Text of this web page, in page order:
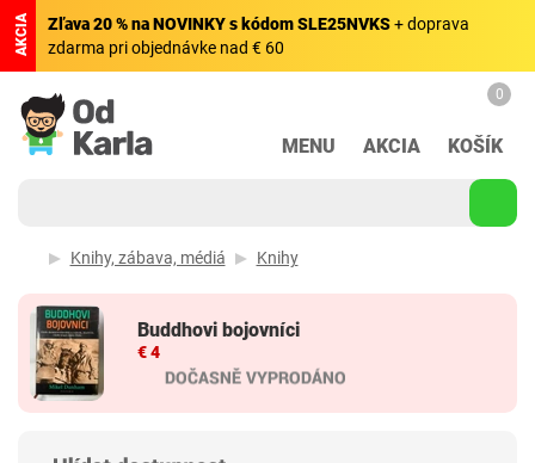
AKCIA Zľava 20 % na NOVINKY s kódom SLE25NVKS+ doprava
zdarma pri objednávke nad € 60
MENU AKCIA
0
KOŠÍK
Knihy, zábava, médiá Knihy
Buddhovi bojovníci
€ 4